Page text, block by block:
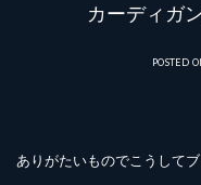
カーディガ
POSTED
ありがたいものでこうして